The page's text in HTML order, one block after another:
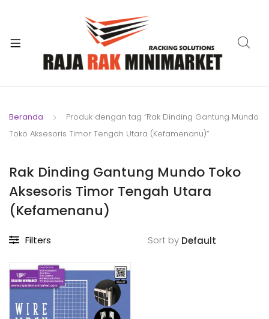
Beranda
Produk dengan tag “Rak Dinding Gantung Mundo
Toko Aksesoris Timor Tengah Utara (Kefamenanu)”
Rak Dinding Gantung Mundo Toko
Aksesoris Timor Tengah Utara
(Kefamenanu)
Filters Sort by